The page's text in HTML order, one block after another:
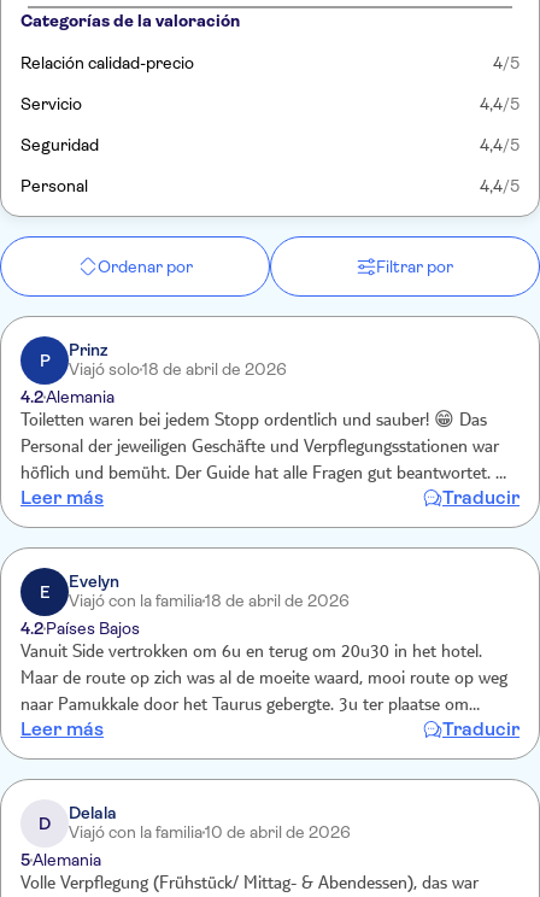
Categorías de la valoración
Relación calidad-precio 4/5
Servicio 4,4/5
Seguridad 4,4/5
Personal 4,4/5
Ordenar por Filtrar por
P
Prinz
Viajó solo18 de abril de 2026
4.2Alemania
Toiletten waren bei jedem Stopp ordentlich und sauber! 😁 Das
Personal der jeweiligen Geschäfte und Verpflegungsstationen war
höflich und bemüht. Der Guide hat alle Fragen gut beantwortet. Er
erklärte auch die jeweilige Geschichte der "Götter" und deren
Namen. Was für den geschichtlichen Hintergrund wertvoll war.
Leer más Traducir
E
Evelyn
Viajó con la familia18 de abril de 2026
4.2Países Bajos
Vanuit Side vertrokken om 6u en terug om 20u30 in het hotel.
Maar de route op zich was al de moeite waard, mooi route op weg
naar Pamukkale door het Taurus gebergte. 3u ter plaatse om
Pamukkale en Hierapolis te bezoeken. Pamukkale en Hierapolis
vond ik absoluut de moeite waard. Niet alle baden zijn gevuld met
water zoals je soms op instagram ziet. Het gedeelte wat toegankelijk
was voor toeristen was heel mooi, we hadden wel het geluk dat het
niet druk was.
Leer más Traducir
D
Delala
Viajó con la familia10 de abril de 2026
5Alemania
Volle Verpflegung (Frühstück/ Mittag- & Abendessen), das war